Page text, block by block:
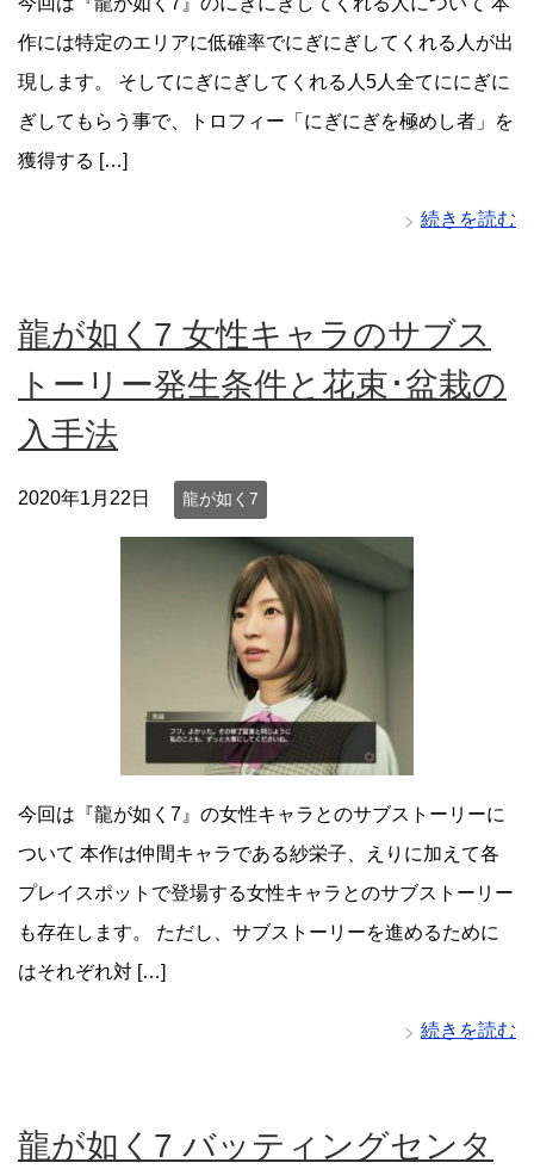
作には特定のエリアに低確率でにぎにぎしてくれる人が出
現します。 そしてにぎにぎしてくれる人5人全てににぎに
ぎしてもらう事で、トロフィー「にぎにぎを極めし者」を
獲得する […]
続きを読む
龍が如く7 女性キャラのサブス
トーリー発生条件と花束･盆栽の
入手法
2020年1月22日 龍が如く7
今回は『龍が如く7』の女性キャラとのサブストーリーに
ついて 本作は仲間キャラである紗栄子、えりに加えて各
プレイスポットで登場する女性キャラとのサブストーリー
も存在します。 ただし、サブストーリーを進めるために
はそれぞれ対 […]
続きを読む
龍が如く7 バッティングセンタ